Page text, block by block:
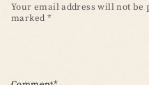
Your email address will not be
marked *